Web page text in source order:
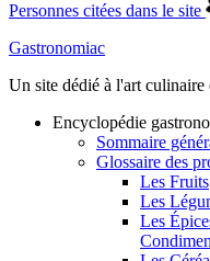
Personnes citées dans le site
Gastronomiac
Un site dédié à l'art culinaire
Encyclopédie
Sommaire
Glossaire des
Les Fruits
Les
Les